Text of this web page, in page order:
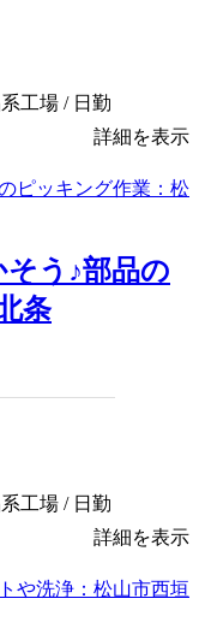
工場 / 日勤
詳細を表示
そう♪部品の
条
工場 / 日勤
詳細を表示